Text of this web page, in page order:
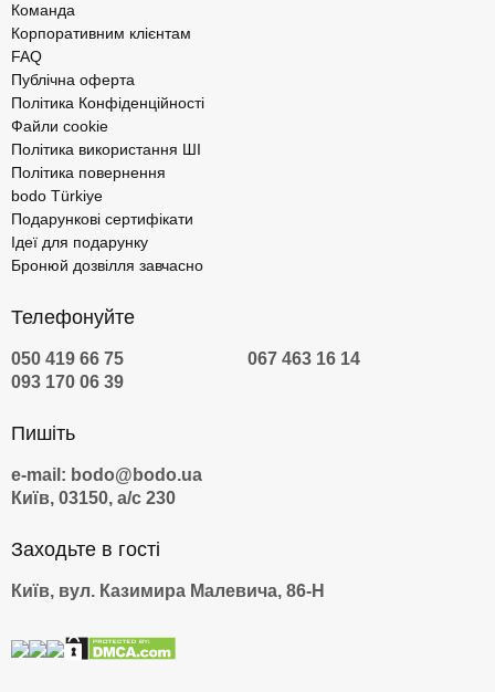
Команда
Корпоративним клієнтам
FAQ
Публічна оферта
Політика Конфіденційності
Файли cookie
Політика використання ШІ
Політика повернення
bodo Türkiye
Подарункові сертифікати
Ідеї для подарунку
Бронюй дозвілля завчасно
Телефонуйте
050 419 66 75
067 463 16 14
093 170 06 39
Пишіть
e-mail: bodo@bodo.ua
Київ, 03150, а/с 230
Заходьте в гості
Київ, вул. Казимира Малевича, 86-Н